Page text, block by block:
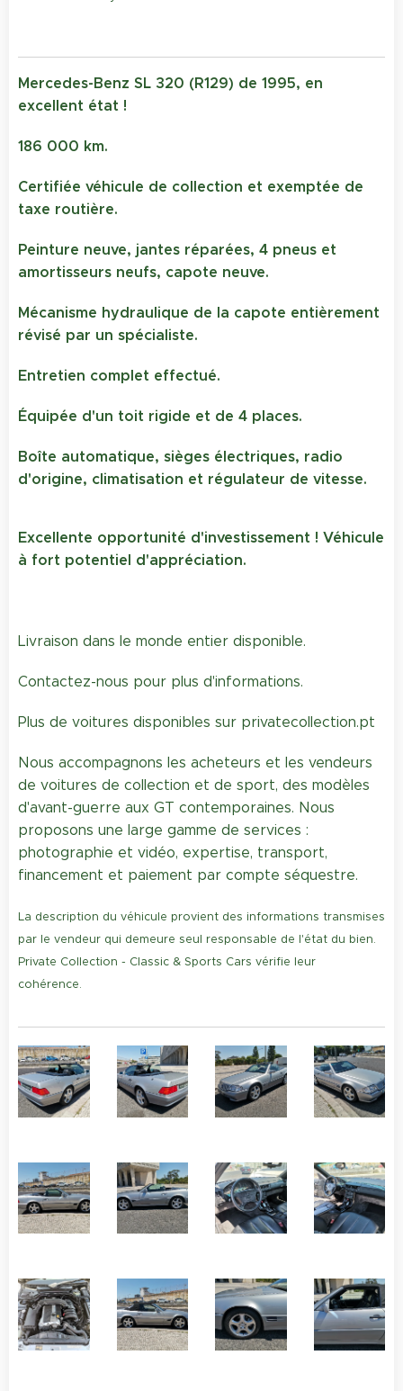
Mercedes-Benz SL 320 (R129) de 1995, en
excellent état !
186 000 km.
Certifiée véhicule de collection et exemptée de
taxe routière.
Peinture neuve, jantes réparées, 4 pneus et
amortisseurs neufs, capote neuve.
Mécanisme hydraulique de la capote entièrement
révisé par un spécialiste.
Entretien complet effectué.
Équipée d'un toit rigide et de 4 places.
Boîte automatique, sièges électriques, radio
d'origine, climatisation et régulateur de vitesse.
Excellente opportunité d'investissement ! Véhicule
à fort potentiel d'appréciation.
Livraison dans le monde entier disponible.
Contactez-nous pour plus d'informations.
Plus de voitures disponibles sur privatecollection.pt
Nous accompagnons les acheteurs et les vendeurs
de voitures de collection et de sport, des modèles
d'avant-guerre aux GT contemporaines. Nous
proposons une large gamme de services :
photographie et vidéo, expertise, transport,
financement et paiement par compte séquestre.
La description du véhicule provient des informations transmises
par le vendeur qui demeure seul responsable de l'état du bien.
Private Collection - Classic & Sports Cars vérifie leur
cohérence.